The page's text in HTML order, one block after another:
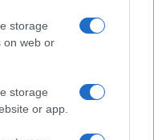
storage
on web or
storage
or app.
125, paura tra Olbia e
ad Arzachena,